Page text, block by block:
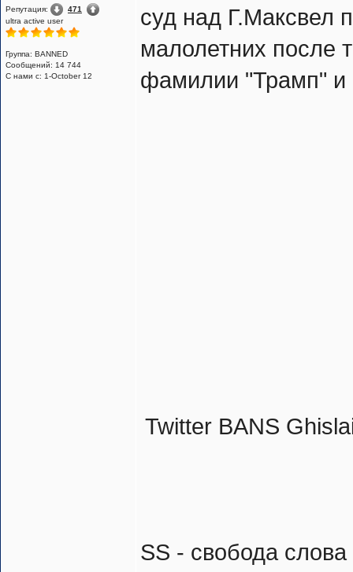
Репутация:
471
ultra active user
Группа: BANNED
Сообщений: 14 744
С нами с: 1-October 12
суд над Г.Максвел
малолетних после
фамилии "Трамп" и
Twitter BANS
SS - свобода слова